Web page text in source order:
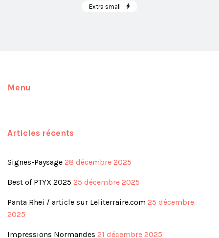
Extra small
Menu
Articles récents
Signes-Paysage 28 décembre 2025
Best of PTYX 2025 25 décembre 2025
Panta Rhei / article sur Leliterraire.com 25 décembre
2025
Impressions Normandes 21 décembre 2025